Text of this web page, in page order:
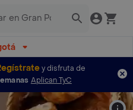
y disfruta de
Aplican TyC